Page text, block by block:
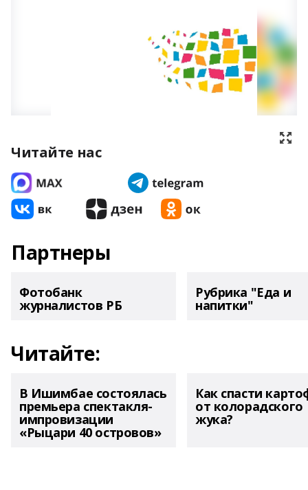
Читайте нас
Партнеры
Фотобанк
журналистов РБ
Рубрика "Еда и
напитки"
Читайте:
В Ишимбае состоялась
премьера спектакля-
импровизации
«Рыцари 40 островов»
Как спасти
от колорадского
жука?